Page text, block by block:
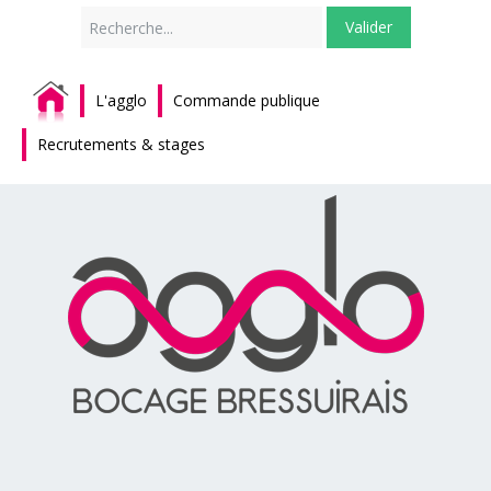
Valider
L'agglo Commande publique
Recrutements & stages